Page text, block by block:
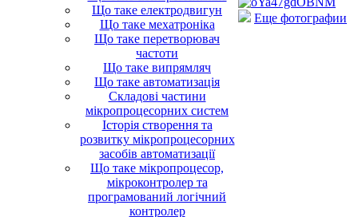
Що таке електродвигун
Що таке мехатроніка
Що таке перетворювач
частоти
Що таке випрямляч
Що таке автоматизація
Складові частини
мікропроцесорних систем
Історія створення та
розвитку мікропроцесорних
засобів автоматизації
Що таке мікропроцесор,
мікроконтролер та
програмований логічний
контролер
Еще фотографии